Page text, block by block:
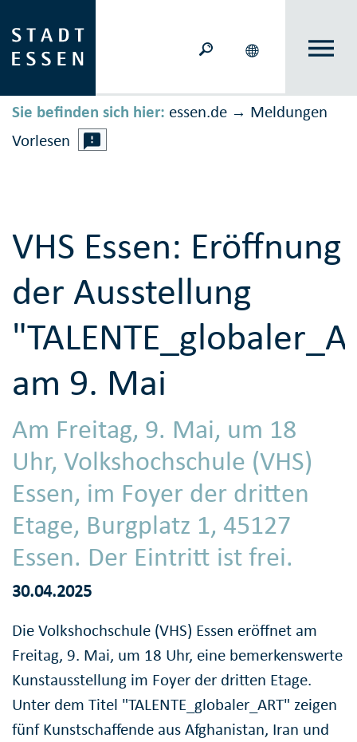
Sie befinden sich hier: essen.de → Meldungen
Vorlesen
VHS Essen: Eröffnung
der Ausstellung
am 9. Mai
Am Freitag, 9. Mai, um 18
Uhr, Volkshochschule (VHS)
Essen, im Foyer der dritten
Etage, Burgplatz 1, 45127
Essen. Der Eintritt ist frei.
30.04.2025
Die Volkshochschule (VHS) Essen eröffnet am
Freitag, 9. Mai, um 18 Uhr, eine bemerkenswerte
Kunstausstellung im Foyer der dritten Etage.
Unter dem Titel "TALENTE_globaler_ART" zeigen
fünf Kunstschaffende aus Afghanistan, Iran und